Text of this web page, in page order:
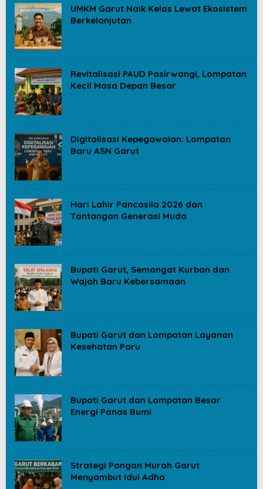
UMKM Garut Naik Kelas Lewat Ekosistem
Berkelanjutan
Revitalisasi PAUD Pasirwangi, Lompatan
Kecil Masa Depan Besar
Digitalisasi Kepegawaian: Lompatan
Baru ASN Garut
Hari Lahir Pancasila 2026 dan
Tantangan Generasi Muda
Bupati Garut, Semangat Kurban dan
Wajah Baru Kebersamaan
Bupati Garut dan Lompatan Layanan
Kesehatan Paru
Bupati Garut dan Lompatan Besar
Energi Panas Bumi
Strategi Pangan Murah Garut
Menyambut Idul Adha